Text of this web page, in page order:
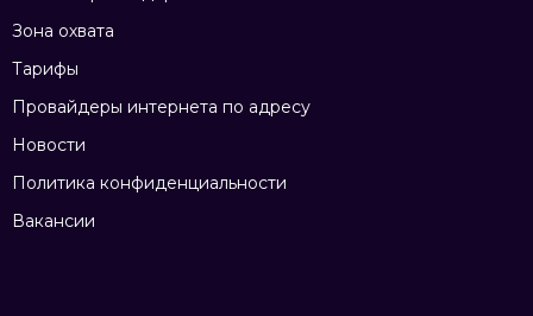
Зона охвата
Тарифы
Провайдеры интернета по адресу
Новости
Политика конфиденциальности
Вакансии